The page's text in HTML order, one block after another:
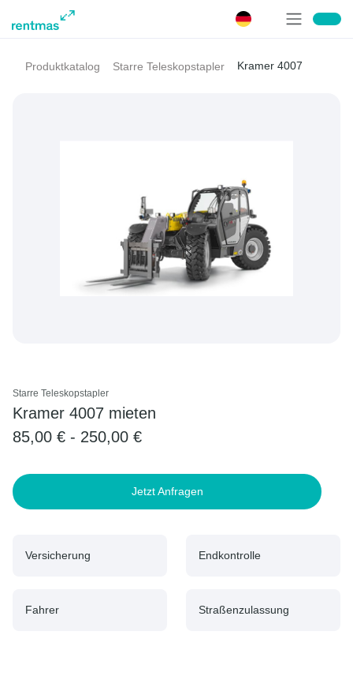
Produktkatalog Starre Teleskopstapler Kramer 4007
Starre Teleskopstapler
Kramer 4007 mieten
85,00 € - 250,00 €
Jetzt Anfragen
Versicherung Endkontrolle
Fahrer Straßenzulassung